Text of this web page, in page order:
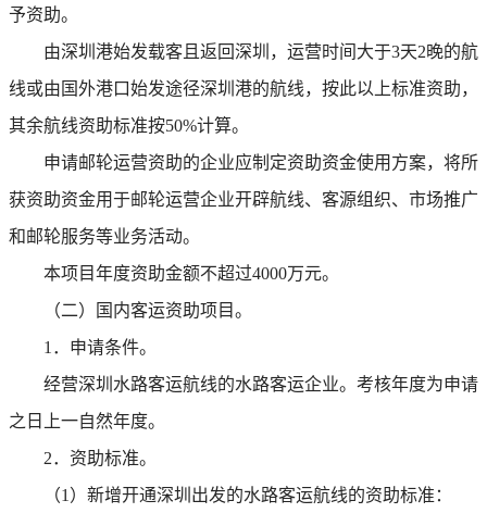
予资助。
由深圳港始发载客且返回深圳，运营时间大于3天2晚的航
线或由国外港口始发途径深圳港的航线，按此以上标准资助，
其余航线资助标准按50%计算。
申请邮轮运营资助的企业应制定资助资金使用方案，将所
获资助资金用于邮轮运营企业开辟航线、客源组织、市场推广
和邮轮服务等业务活动。
本项目年度资助金额不超过4000万元。
（二）国内客运资助项目。
1．申请条件。
经营深圳水路客运航线的水路客运企业。考核年度为申请
之日上一自然年度。
2．资助标准。
（1）新增开通深圳出发的水路客运航线的资助标准：